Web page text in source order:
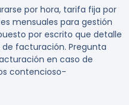
por hora, tarifa fija por
mensuales para gestión
por escrito que detalle
facturación. Pregunta
en caso de
contencioso-